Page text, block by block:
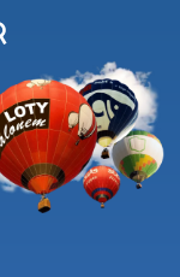
nas na Threads
na stronie